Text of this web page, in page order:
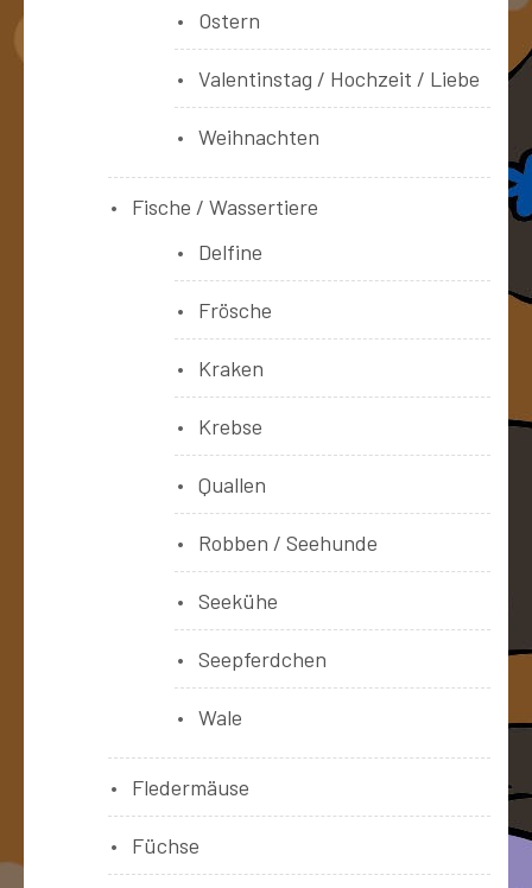
Ostern
Valentinstag / Hochzeit / Liebe
Weihnachten
Fische / Wassertiere
Delfine
Frösche
Kraken
Krebse
Quallen
Robben / Seehunde
Seekühe
Seepferdchen
Wale
Fledermäuse
Füchse